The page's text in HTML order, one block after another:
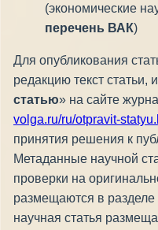
(экономические
перечень ВАК)
Для опубликования
редакцию текст статьи,
статью» на сайте
volga.ru/ru/otpravit-
принятия решения к
Метаданные научной
проверки на
размещаются в
научная статья